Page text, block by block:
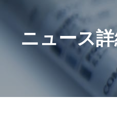
ニュース